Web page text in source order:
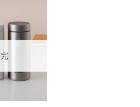
加入
「願
望輕